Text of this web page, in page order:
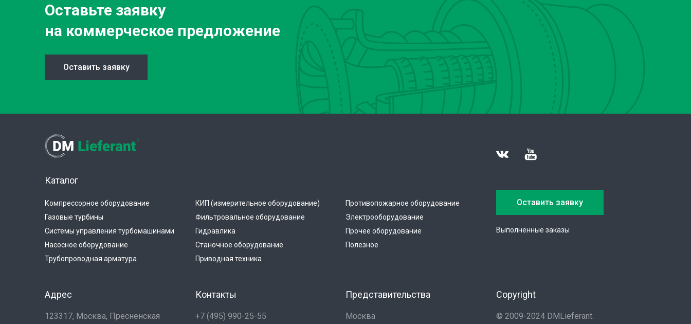
Оставьте заявку
на коммерческое предложение
Оставить заявку
Каталог
Компрессорное оборудование
Газовые турбины
Системы управления турбомашинами
Насосное оборудование
Трубопроводная арматура
КИП (измерительное оборудование)
Фильтровальное оборудование
Гидравлика
Станочное оборудование
Приводная техника
Противопожарное оборудование
Электрооборудование
Прочее оборудование
Полезное
Оставить заявку
Выполненные заказы
Адрес
123317, Москва, Пресненская
Контакты
+7 (495) 990-25-55
Представительства
Москва
Copyright
© 2009-2024 DMLieferant.